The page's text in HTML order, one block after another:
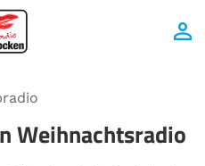
Weihnachtsradio